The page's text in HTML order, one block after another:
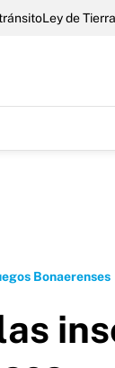
Ley de
Bonaerenses